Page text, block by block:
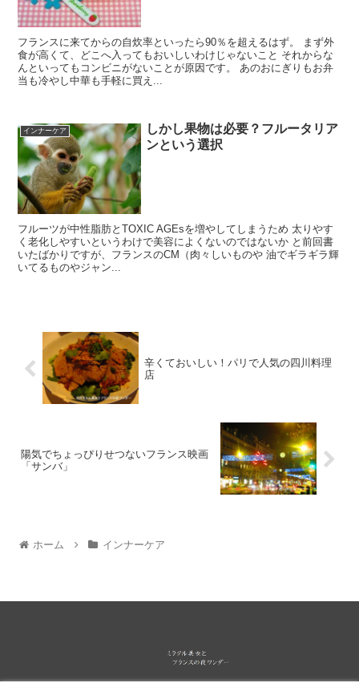
フランスに来てからの自炊率といったら90％を超えるはず。 まず外
食が高くて、どこへ入ってもおいしいわけじゃないこと それからな
んといってもコンビニがないことが原因です。 あのおにぎりもお弁
当も冷やし中華も手軽に買え...
インナーケア
しかし果物は必要？フルータリア
ンという選択
フルーツが中性脂肪とTOXIC AGEsを増やしてしまうため 太りやす
く老化しやすいというわけで美容によくないのではないか と前回書
いたばかりですが、フランスのCM（肉々しいものや 油でギラギラ輝
いてるものやジャン...
辛くておいしい！パリで人気の四川料理
店
陽気でちょっぴりせつないフランス映画
「サンバ」
ホーム インナーケア